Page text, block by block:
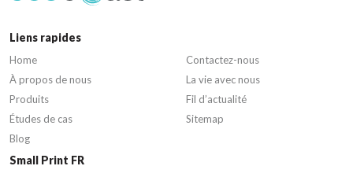
Liens rapides
Home
À propos de nous
Produits
Études de cas
Blog
Contactez-nous
La vie avec nous
Fil d’actualité
Sitemap
Small Print FR